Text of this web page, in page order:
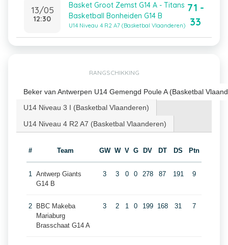
13/05
12:30
Basket Groot Zemst G14 A - Titans
Basketball Bonheiden G14 B
U14 Niveau 4 R2 A7 (Basketbal Vlaanderen)
71 -
33
RANGSCHIKKING
Beker van Antwerpen U14 Gemengd Poule A (Basketbal
U14 Niveau 3 I (Basketbal Vlaanderen)
U14 Niveau 4 R2 A7 (Basketbal Vlaanderen)
# Team GW W V G DV DT DS Ptn
1 Antwerp Giants
G14 B
3 3 0 0 278 87 191 9
2
BBC Makeba
Mariaburg
Brasschaat G14 A
3 2 1 0 199 168 31 7